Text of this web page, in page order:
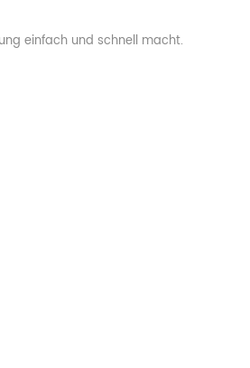
einfach und schnell macht.